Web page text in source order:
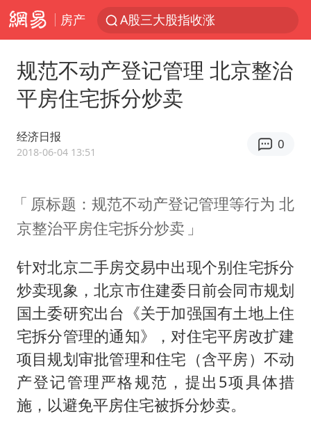
房产
A股三大股指收涨
“立秋的第一杯奶茶”又爆单了
四川宜宾市高县发生4.9级地震
台湾海峡南口北上船舶实施交通管制
方程豹钛9新车申报
江苏发布台风蓝色预警
年内最贵新股今日申购
向鹏0-3不敌张本智和
命案逃犯躲进深山21年活得像野人
广岛核爆81周年央视播《奥本海默》
河南某医院2.33亿工程串标案细节披露
今日立秋你咬秋了吗
规范不动产登记管理 北京整治
平房住宅拆分炒卖
经济日报
2018-06-04 13:51
0
原标题：规范不动产登记管理等行为 北
京整治平房住宅拆分炒卖
针对北京二手房交易中出现个别住宅拆分
炒卖现象，北京市住建委日前会同市规划
国土委研究出台《关于加强国有土地上住
宅拆分管理的通知》，对住宅平房改扩建
项目规划审批管理和住宅（含平房）不动
产登记管理严格规范，提出5项具体措
施，以避免平房住宅被拆分炒卖。